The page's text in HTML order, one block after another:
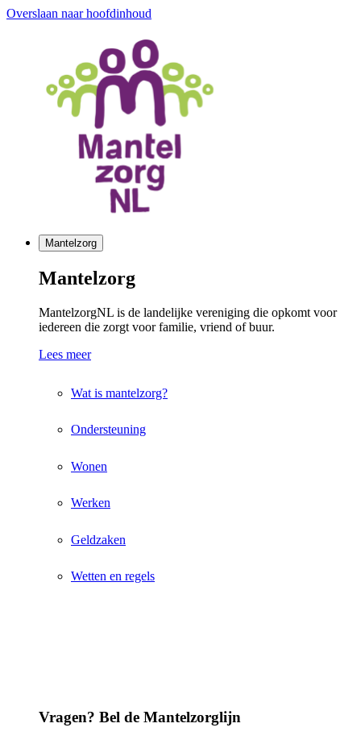
Overslaan naar hoofdinhoud
Mantelzorg
Mantelzorg
MantelzorgNL is de landelijke vereniging die opkomt voor
iedereen die zorgt voor familie, vriend of buur.
Lees meer
Wat is mantelzorg?
Ondersteuning
Wonen
Werken
Geldzaken
Wetten en regels
Vragen? Bel de Mantelzorglijn